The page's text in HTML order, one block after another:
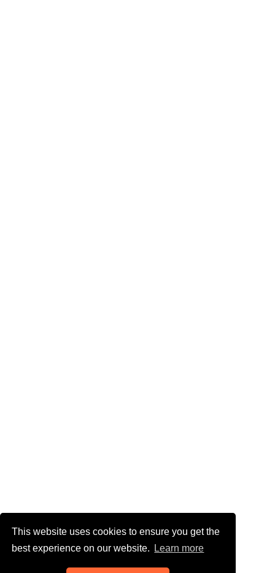
This website uses cookies to ensure you get the
best experience on our website.
Learn more